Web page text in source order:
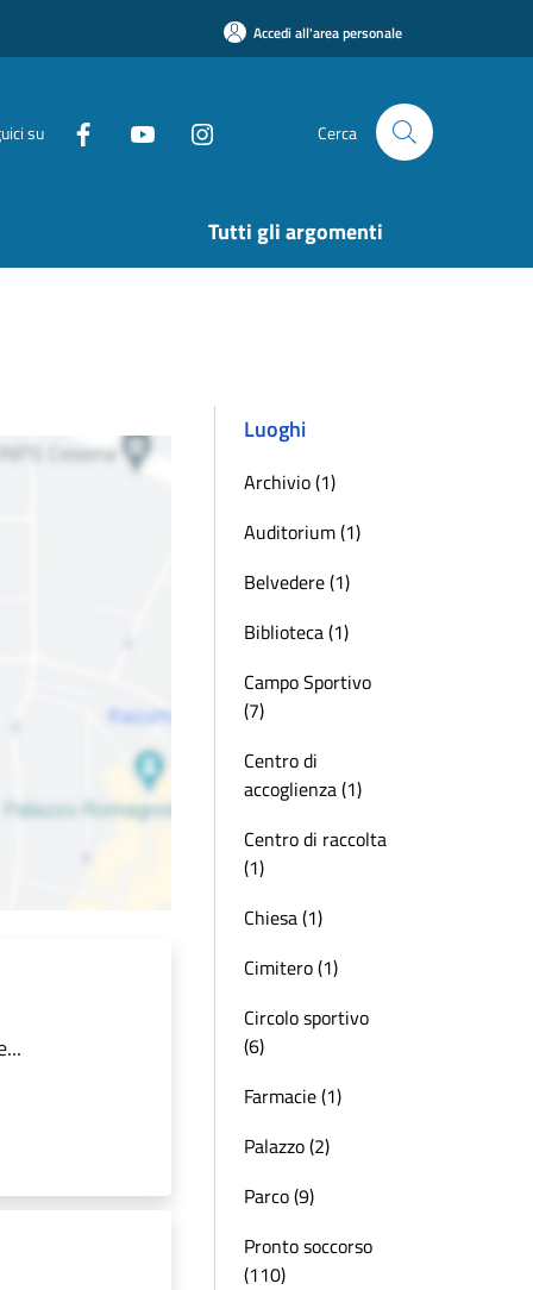
Accedi all'area personale
su Cerca
Tutti gli argomenti
Luoghi
Archivio (1)
Auditorium (1)
Belvedere (1)
Biblioteca (1)
Campo Sportivo
(7)
Centro di
accoglienza (1)
Centro di raccolta
(1)
Chiesa (1)
Cimitero (1)
Circolo sportivo
(6)
Farmacie (1)
Palazzo (2)
Parco (9)
Pronto soccorso
(110)